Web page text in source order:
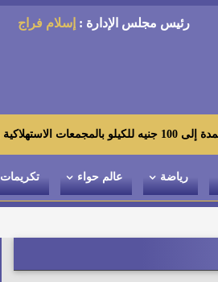
رئيس مجلس الإدارة : إسلام فراج
رياضة عالم حواء تكريمات